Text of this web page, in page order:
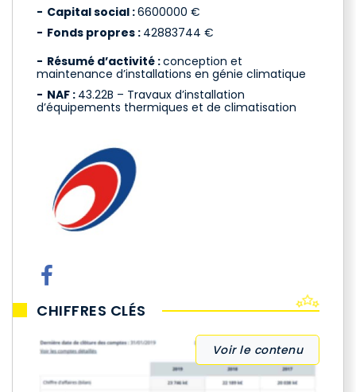
Capital social :6600000 €
Fonds propres : 42883744 €
Résumé d’activité :conception et
maintenance d’installations en génie climatique
NAF : 43.22B – Travaux d’installation
d’équipements thermiques et de climatisation
CHIFFRES CLÉS
Voir le contenu